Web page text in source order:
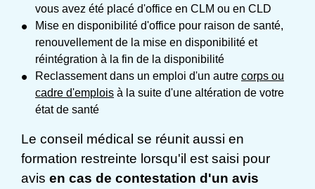
vous avez été placé d'office en CLM ou en CLD
Mise en disponibilité d'office pour raison de santé,
renouvellement de la mise en disponibilité et
réintégration à la fin de la disponibilité
Reclassement dans un emploi d'un autre corps ou
cadre d'emplois à la suite d'une altération de votre
état de santé
Le conseil médical se réunit aussi en
formation restreinte lorsqu'il est saisi pour
avis en cas de contestation d'un avis